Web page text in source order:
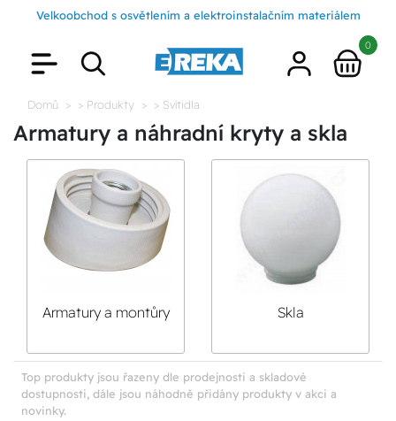
Velkoobchod s osvětlením a elektroinstalačním materiálem
0
Domů > Produkty > Svítidla
Armatury a náhradní kryty a skla
Armatury a montůry
Skla
Top produkty jsou řazeny dle prodejnosti a skladové
dostupnosti, dále jsou náhodně přidány produkty v akci a
novinky.